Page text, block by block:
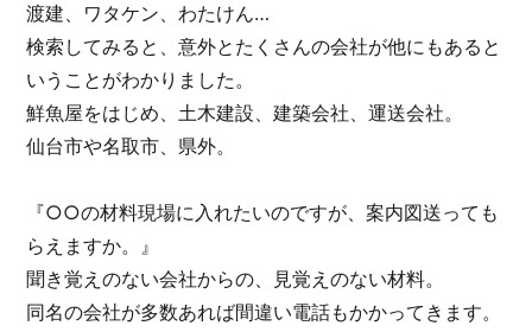
渡建、ワタケン、わたけん…
検索してみると、意外とたくさんの会社が他にもあると
いうことがわかりました。
鮮魚屋をはじめ、土木建設、建築会社、運送会社。
仙台市や名取市、県外。
『○○の材料現場に入れたいのですが、案内図送っても
らえますか。』
聞き覚えのない会社からの、見覚えのない材料。
同名の会社が多数あれば間違い電話もかかってきます。